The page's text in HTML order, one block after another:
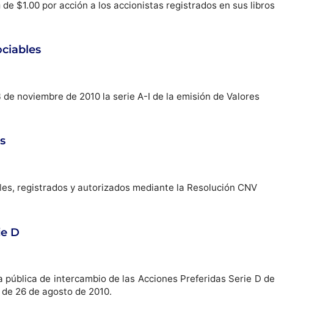
$1.00 por acción a los accionistas registrados en sus libros
noviembre de 2010 la serie A-I de la emisión de Valores
registrados y autorizados mediante la Resolución CNV
D
de intercambio de las Acciones Preferidas Serie D de
26 de agosto de 2010.